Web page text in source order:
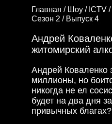
Главная / Шоу / ICTV /
Сезон 2 / Выпуск 4
Андрей
житомирский
Андрей Коваленко
миллионы, но
никогда не ел
будет на два дня
привычных благах?